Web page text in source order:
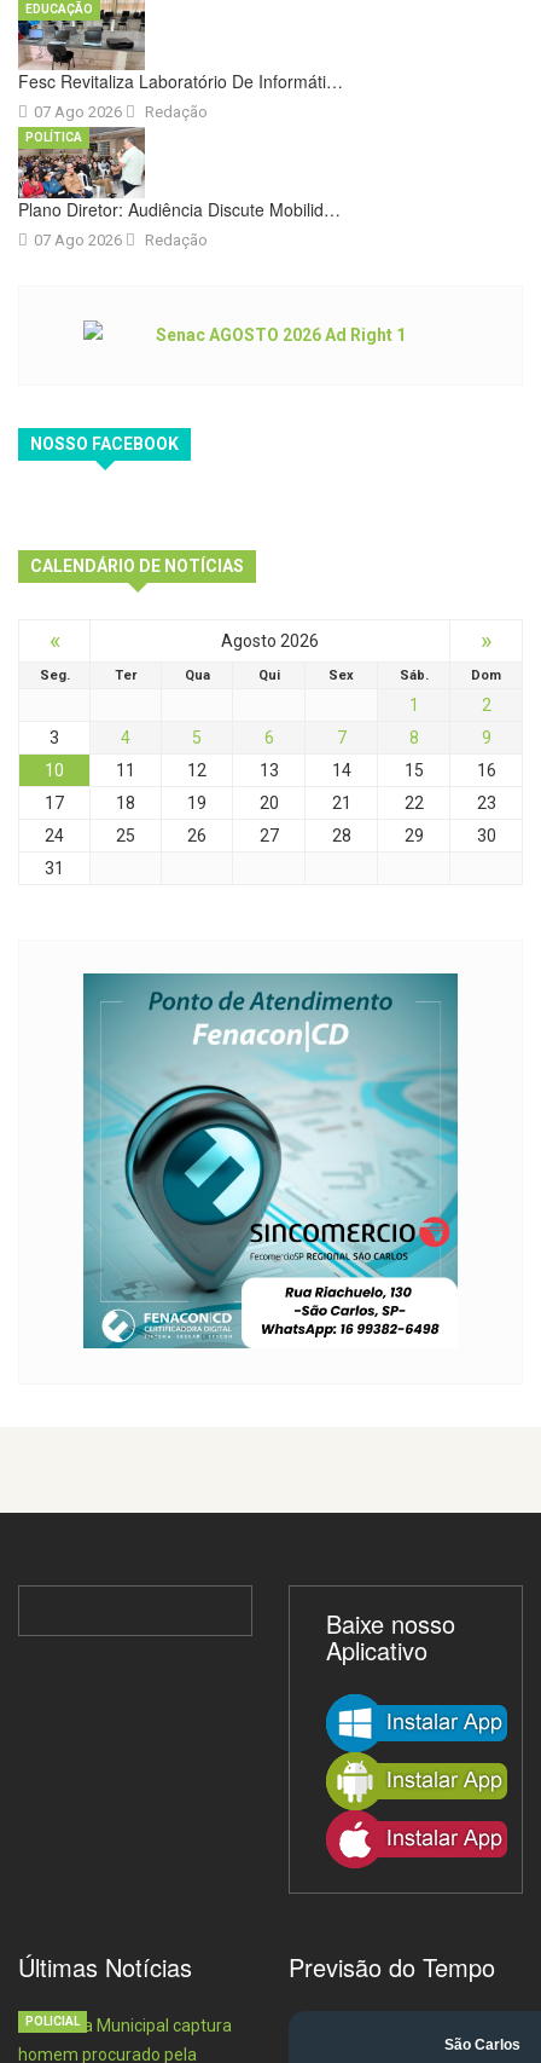
Fesc Revitaliza Laboratório De Informáti…
07 Ago 2026
EDUCAÇÃO
Redação
Plano Diretor: Audiência Discute Mobilid…
07 Ago 2026
POLÍTICA
Redação
NOSSO FACEBOOK
CALENDÁRIO DE NOTÍCIAS
« Agosto 2026 »
Seg. Ter Qua Qui Sex Sáb. Dom
1
2
3
4 5 6 7 8
9
10
11 12 13 14 15
16
17
18 19 20 21 22
23
24
25 26 27 28 29
30
31
Baixe nosso
Aplicativo
Últimas Notícias
POLICIAL
Previsão do Tempo